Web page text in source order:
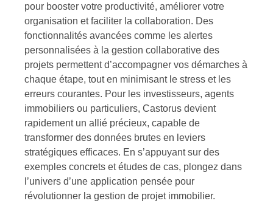
pour booster votre productivité, améliorer votre
organisation et faciliter la collaboration. Des
fonctionnalités avancées comme les alertes
personnalisées à la gestion collaborative des
projets permettent d’accompagner vos démarches à
chaque étape, tout en minimisant le stress et les
erreurs courantes. Pour les investisseurs, agents
immobiliers ou particuliers, Castorus devient
rapidement un allié précieux, capable de
transformer des données brutes en leviers
stratégiques efficaces. En s’appuyant sur des
exemples concrets et études de cas, plongez dans
l’univers d’une application pensée pour
révolutionner la gestion de projet immobilier.